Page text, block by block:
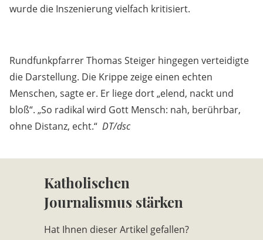
wurde die Inszenierung vielfach kritisiert.
Rundfunkpfarrer Thomas Steiger hingegen verteidigte
die Darstellung. Die Krippe zeige einen echten
Menschen, sagte er. Er liege dort „elend, nackt und
bloß“. „So radikal wird Gott Mensch: nah, berührbar,
ohne Distanz, echt.“ DT/dsc
Katholischen
Journalismus stärken
Hat Ihnen dieser Artikel gefallen?